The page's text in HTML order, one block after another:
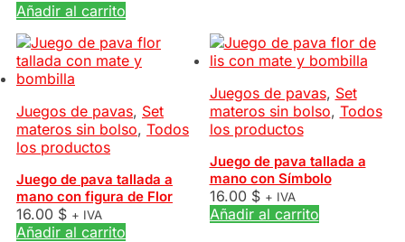
Añadir al carrito
Juegos de pavas, Set
materos sin bolso, Todos
los productos
Juego de pava tallada a
mano con figura de Flor
16.00 $ + IVA
Añadir al carrito
Juegos de pavas, Set
materos sin bolso, Todos
los productos
Juego de pava tallada a
mano con Símbolo
16.00 $ + IVA
Añadir al carrito